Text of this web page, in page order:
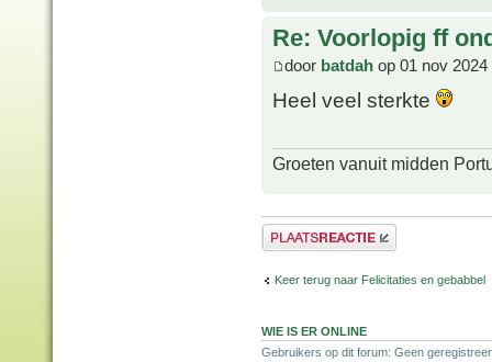
Re: Voorlopig ff
door batdah op 01 nov 2024
Heel veel sterkte
Groeten vanuit midden
Plaats een reactie
Keer terug naar Felicitaties en gebabbel
WIE IS ER ONLINE
Gebruikers op dit forum: Geen